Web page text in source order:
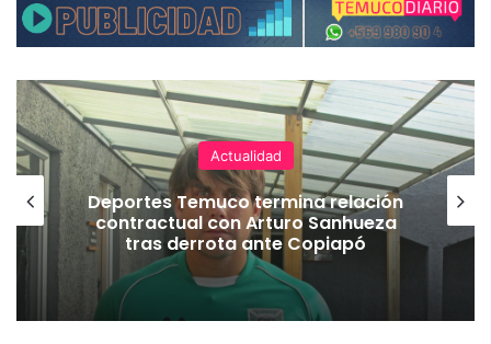
Actualidad
Deportes Temuco termina relación
contractual con Arturo Sanhueza
tras derrota ante Copiapó